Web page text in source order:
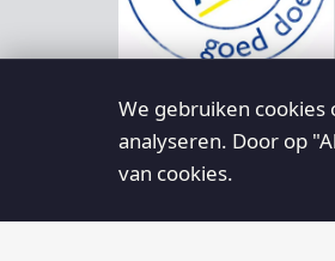
We gebruiken
analyseren. Door op
van cookies.